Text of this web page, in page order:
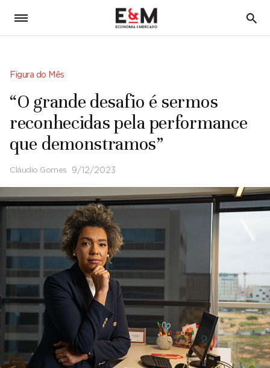
5
Figura do Mês
“O grande desafio é sermos
reconhecidas pela performance
que demonstramos”
Cláudio Gomes 9/12/2023